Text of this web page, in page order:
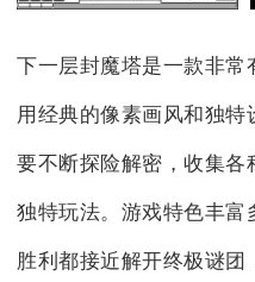
下一层封魔塔是一款非常
用经典的像素画风和独
要不断探险解密，收集
独特玩法。游戏特色丰富
胜利都接近解开终极谜